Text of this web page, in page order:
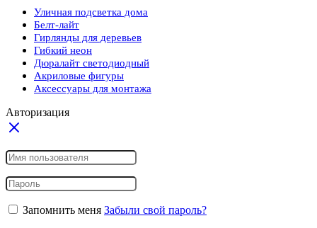
Уличная подсветка дома
Белт-лайт
Гирлянды для деревьев
Гибкий неон
Дюралайт светодиодный
Акриловые фигуры
Аксессуары для монтажа
Авторизация
Запомнить меня Забыли свой пароль?